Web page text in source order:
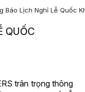
Báo Lịch Nghỉ Lễ Quốc
QUỐC
trân trọng thông